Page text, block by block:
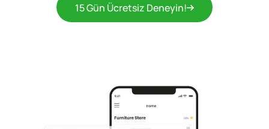
15 Gün Ücretsiz Deneyin!